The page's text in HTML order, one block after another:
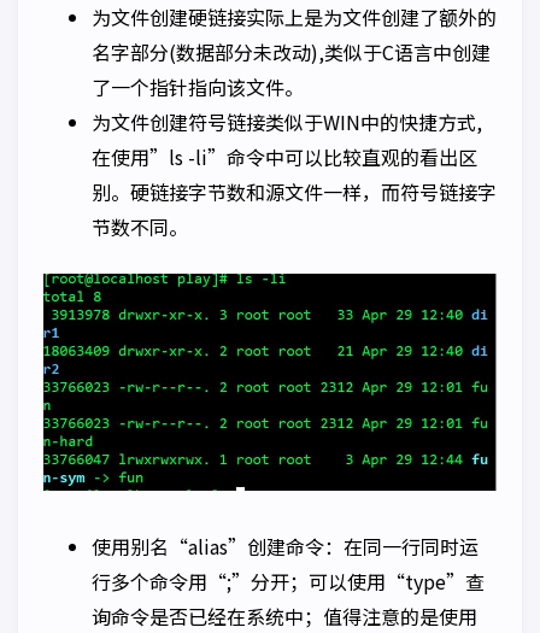
为文件创建硬链接实际上是为文件创建了额外的
名字部分(数据部分未改动),类似于C语言中创建
了一个指针指向该文件。
为文件创建符号链接类似于WIN中的快捷方式,
在使用”ls -li”命令中可以比较直观的看出区
别。硬链接字节数和源文件一样，而符号链接字
节数不同。
使用别名“alias”创建命令：在同一行同时运
行多个命令用“;”分开；可以使用“type”查
询命令是否已经在系统中；值得注意的是使用